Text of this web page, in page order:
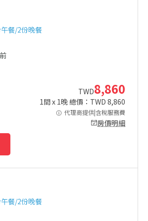
餐/2份晚餐
TWD8,860
1間 x 1晚 總價：TWD 8,860
代理商提供|含稅服務費
房價明細
餐/2份晚餐